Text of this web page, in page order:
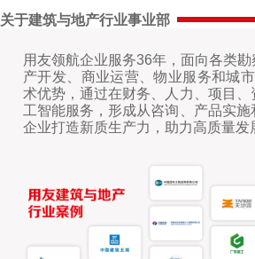
关于建筑与地产行业事业部
用友领航企业服务36年，面向各类
产开发、商业运营、物业服务和城
术优势，通过在财务、人力、项目
工智能服务，形成从咨询、产品实
企业打造新质生产力，助力高质量发